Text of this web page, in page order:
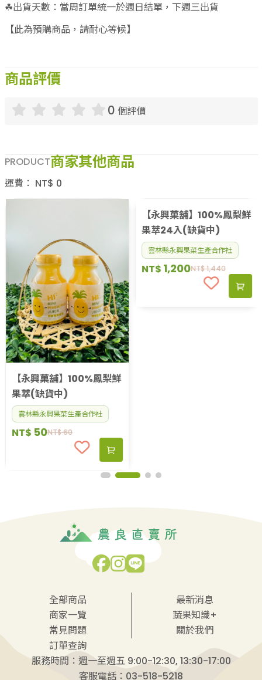
☘出貨天數：當周訂單統一於週日結單，下週三出貨
【此為預購商品，請耐心等候】
商品評價
0 個評價
PRODUCT商家其他商品
運費： NT$ 0
【永興菓舖】100%鳳梨鮮
果萃(缺貨中)
雲林縣永興果菜生產合作社
NT$60
NT$ 50
【永興菓舖】100%鳳梨鮮
果萃24入(缺貨中)
雲林縣永興果菜生產合作社
NT$1,440
NT$ 1,200
全部商品
最新消息
商家一覽
蔬果知識+
常見問題
關於我們
訂單查詢
服務時間：週一至週五 9:00-12:30, 13:30-17:00
客服電話：03-518-5218